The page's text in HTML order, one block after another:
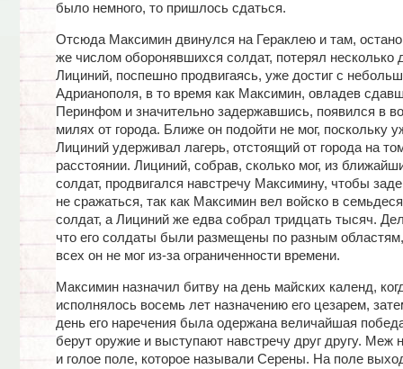
было немного, то пришлось сдаться.
Отсюда Максимин двинулся на Гераклею и там,
же числом оборонявшихся солдат, потерял несколько
Лициний, поспешно продвигаясь, уже достиг с
Адрианополя, в то время как Максимин, овладев
Перинфом и значительно задержавшись, появился в
милях от города. Ближе он подойти не мог, поскольку
Лициний удерживал лагерь, отстоящий от города на
расстоянии. Лициний, собрав, сколько мог, из
солдат, продвигался навстречу Максимину, чтобы
не сражаться, так как Максимин вел войско в
солдат, а Лициний же едва собрал тридцать тысяч.
что его солдаты были размещены по разным
всех он не мог из-за ограниченности времени.
Максимин назначил битву на день майских календ,
исполнялось восемь лет назначению его цезарем,
день его наречения была одержана величайшая
берут оружие и выступают навстречу друг другу. Меж
и голое поле, которое называли Серены. На поле